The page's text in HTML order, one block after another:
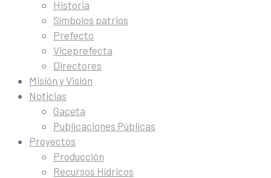
Historia
Símbolos patrios
Prefecto
Viceprefecta
Directores
Misión y Visión
Noticias
Gaceta
Publicaciones Públicas
Proyectos
Producción
Recursos Hídricos